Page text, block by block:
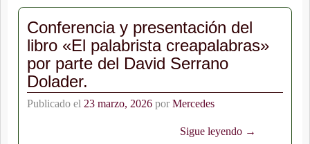
Conferencia y presentación del
libro «El palabrista creapalabras»
por parte del David Serrano
Dolader.
Publicado el 23 marzo, 2026 por Mercedes
Sigue leyendo →